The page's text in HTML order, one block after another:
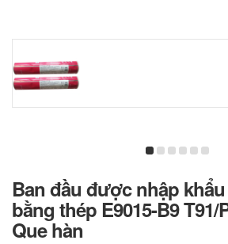
Ban đầu được nhập
bằng thép E9015-B9 T91/
Que hàn